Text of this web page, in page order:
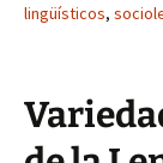
lingüísticos,